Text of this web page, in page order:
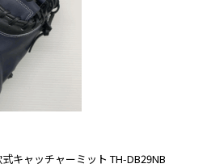
マ HATAKEYAMA 硬式 ファーストミット